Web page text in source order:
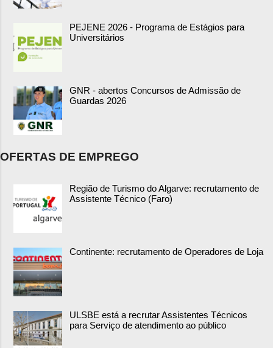
PEJENE 2026 - Programa de Estágios para
Universitários
GNR - abertos Concursos de Admissão de
Guardas 2026
OFERTAS DE EMPREGO
Região de Turismo do Algarve: recrutamento de
Assistente Técnico (Faro)
Continente: recrutamento de Operadores de Loja
ULSBE está a recrutar Assistentes Técnicos
para Serviço de atendimento ao público